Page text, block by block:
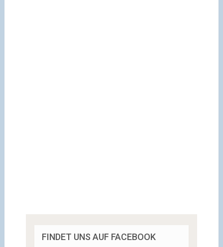
FINDET UNS AUF FACEBOOK